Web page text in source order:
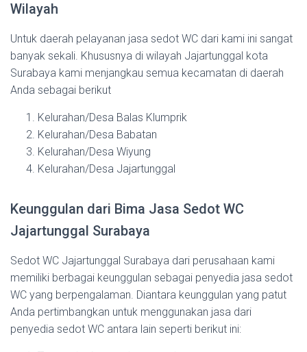
Wilayah
Untuk daerah pelayanan jasa sedot WC dari kami ini sangat
banyak sekali. Khususnya di wilayah Jajartunggal kota
Surabaya kami menjangkau semua kecamatan di daerah
Anda sebagai berikut
Kelurahan/Desa Balas Klumprik
Kelurahan/Desa Babatan
Kelurahan/Desa Wiyung
Kelurahan/Desa Jajartunggal
Keunggulan dari Bima Jasa Sedot WC
Jajartunggal Surabaya
Sedot WC Jajartunggal Surabaya dari perusahaan kami
memiliki berbagai keunggulan sebagai penyedia jasa sedot
WC yang berpengalaman. Diantara keunggulan yang patut
Anda pertimbangkan untuk menggunakan jasa dari
penyedia sedot WC antara lain seperti berikut ini: